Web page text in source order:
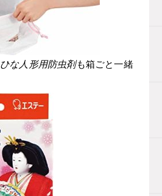
ひな人形用防虫剤も箱ごと一緒